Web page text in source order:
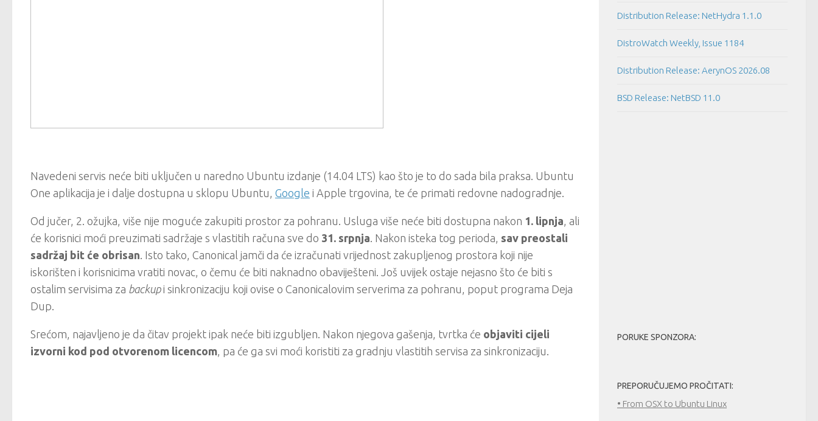
Navedeni servis neće biti uključen u naredno Ubuntu izdanje (14.04 LTS) kao što je to do sada bila praksa. Ubuntu
One aplikacija je i dalje dostupna u sklopu Ubuntu, Google i Apple trgovina, te će primati redovne nadogradnje.
Od jučer, 2. ožujka, više nije moguće zakupiti prostor za pohranu. Usluga više neće biti dostupna nakon 1. lipnja, ali
će korisnici moći preuzimati sadržaje s vlastitih računa sve do 31. srpnja. Nakon isteka tog perioda, sav preostali
sadržaj bit će obrisan. Isto tako, Canonical jamči da će izračunati vrijednost zakupljenog prostora koji nije
iskorišten i korisnicima vratiti novac, o čemu će biti naknadno obaviješteni. Još uvijek ostaje nejasno što će biti s
ostalim servisima za backupi sinkronizaciju koji ovise o Canonicalovim serverima za pohranu, poput programa Deja
Dup.
Srećom, najavljeno je da čitav projekt ipak neće biti izgubljen. Nakon njegova gašenja, tvrtka će objaviti cijeli
izvorni kod pod otvorenom licencom, pa će ga svi moći koristiti za gradnju vlastitih servisa za sinkronizaciju.
Distribution Release: NetHydra 1.1.0
DistroWatch Weekly, Issue 1184
Distribution Release: AerynOS 2026.08
BSD Release: NetBSD 11.0
PORUKE SPONZORA:
PREPORUČUJEMO PROČITATI:
• From OSX to Ubuntu Linux